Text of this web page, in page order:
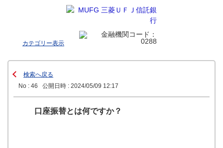
カテゴリー表示
検索へ戻る
No : 46
公開日時 : 2024/05/09 12:17
口座振替とは何ですか？